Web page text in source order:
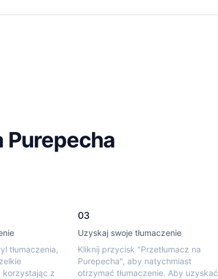
Purepecha
tłumaczenia,
korzystając z
03
Uzyskaj swoje tłumaczenie
Kliknij przycisk "Przetłumacz na
Purepecha", aby natychmiast
otrzymać tłumaczenie. Aby uzyskać